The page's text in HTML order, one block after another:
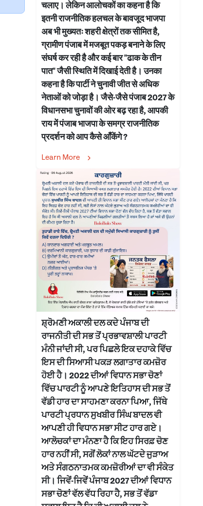
चलाए। लेकिन आलोचकों का कहना है कि
इतनी राजनीतिक हलचल के बावजूद भाजपा
अब भी मुख्यतः शहरी क्षेत्रों तक सीमित है,
ग्रामीण पंजाब में मजबूत पकड़ बनाने के लिए
संघर्ष कर रही है और कई बार "ढाक के तीन
पात" जैसी स्थिति में दिखाई देती है। उनका
कहना है कि पार्टी ने चुनावी जीत से अधिक
नेताओं को जोड़ा है। जैसे-जैसे पंजाब 2027 के
विधानसभा चुनावों की ओर बढ़ रहा है, आपकी
राय में पंजाब भाजपा के समग्र राजनीतिक
प्रदर्शन को आप कैसे आँकेंगे ?
Learn More
ਸ਼੍ਰੋਮਣੀ ਅਕਾਲੀ ਦਲ ਕਦੇ ਪੰਜਾਬ ਦੀ
ਰਾਜਨੀਤੀ ਦੀ ਸਭ ਤੋਂ ਪ੍ਰਭਾਵਸ਼ਾਲੀ ਪਾਰਟੀ
ਮੰਨੀ ਜਾਂਦੀ ਸੀ, ਪਰ ਪਿਛਲੇ ਇਕ ਦਹਾਕੇ ਵਿੱਚ
ਇਸ ਦੀ ਸਿਆਸੀ ਪਕੜ ਲਗਾਤਾਰ ਕਮਜ਼ੋਰ
ਹੋਈ ਹੈ। 2022 ਦੀਆਂ ਵਿਧਾਨ ਸਭਾ ਚੋਣਾਂ
ਵਿੱਚ ਪਾਰਟੀ ਨੂੰ ਆਪਣੇ ਇਤਿਹਾਸ ਦੀ ਸਭ ਤੋਂ
ਵੱਡੀ ਹਾਰ ਦਾ ਸਾਹਮਣਾ ਕਰਨਾ ਪਿਆ, ਜਿੱਥੇ
ਪਾਰਟੀ ਪ੍ਰਧਾਨ ਸੁਖਬੀਰ ਸਿੰਘ ਬਾਦਲ ਵੀ
ਆਪਣੀ ਹੀ ਵਿਧਾਨ ਸਭਾ ਸੀਟ ਹਾਰ ਗਏ।
ਆਲੋਚਕਾਂ ਦਾ ਮੰਨਣਾ ਹੈ ਕਿ ਇਹ ਸਿਰਫ਼ ਚੋਣ
ਹਾਰ ਨਹੀਂ ਸੀ, ਸਗੋਂ ਲੋਕਾਂ ਨਾਲ ਘੱਟਦੇ ਜੁੜਾਅ
ਅਤੇ ਸੰਗਠਨਾਤਮਕ ਕਮਜ਼ੋਰੀਆਂ ਦਾ ਵੀ ਸੰਕੇਤ
ਸੀ। ਜਿਵੇਂ-ਜਿਵੇਂ ਪੰਜਾਬ 2027 ਦੀਆਂ ਵਿਧਾਨ
ਸਭਾ ਚੋਣਾਂ ਵੱਲ ਵੱਧ ਰਿਹਾ ਹੈ, ਸਭ ਤੋਂ ਵੱਡਾ